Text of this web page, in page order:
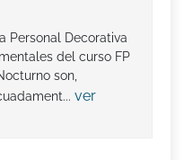
Personal Decorativa
del curso FP
son,
ver